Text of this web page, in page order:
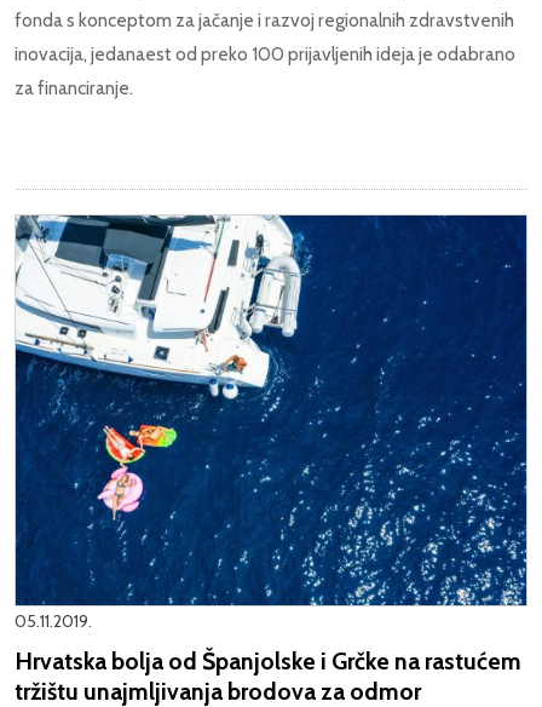
fonda s konceptom za jačanje i razvoj regionalnih zdravstvenih
inovacija, jedanaest od preko 100 prijavljenih ideja je odabrano
za financiranje.
05.11.2019.
Hrvatska bolja od Španjolske i Grčke na rastućem
tržištu unajmljivanja brodova za odmor